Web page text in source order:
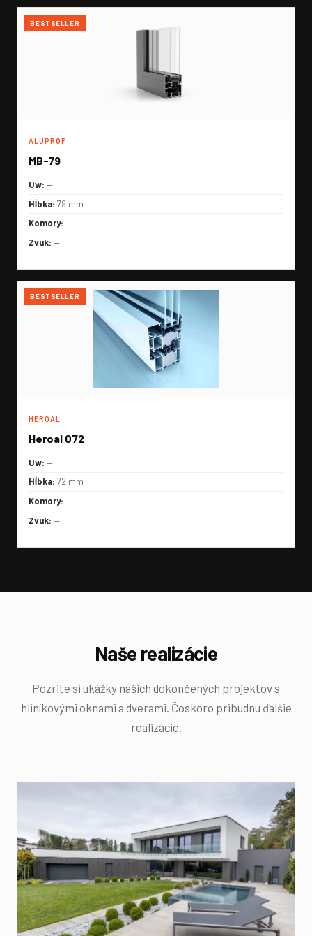
BESTSELLER
ALUPROF
MB-79
Uw: —
Hĺbka: 79 mm
Komory: —
Zvuk: —
BESTSELLER
HEROAL
Heroal 072
Uw: —
Hĺbka: 72 mm
Komory: —
Zvuk: —
Naše realizácie
Pozrite si ukážky našich dokončených projektov s
hliníkovými oknami a dverami. Čoskoro pribudnú ďalšie
realizácie.